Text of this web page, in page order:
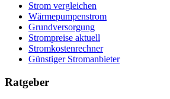
Strom vergleichen
Wärmepumpenstrom
Grundversorgung
Strompreise aktuell
Stromkostenrechner
Günstiger Stromanbieter
Ratgeber